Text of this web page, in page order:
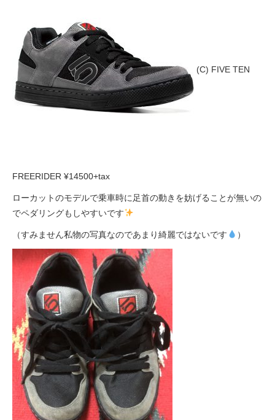
(C) FIVE TEN
FREERIDER ¥14500+tax
ローカットのモデルで乗車時に足首の動きを妨げることが無いの
でペダリングもしやすいです
（すみません私物の写真なのであまり綺麗ではないです ）